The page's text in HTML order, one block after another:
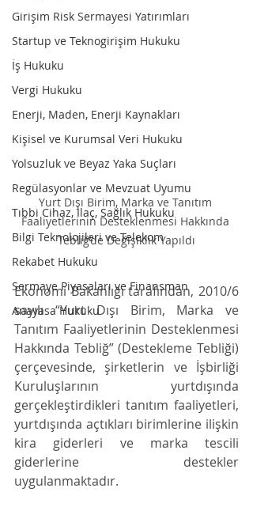
Girişim Risk Sermayesi Yatırımları
Startup ve Teknogirişim Hukuku
İş Hukuku
Vergi Hukuku
Enerji, Maden, Enerji Kaynakları
Kişisel ve Kurumsal Veri Hukuku
Yolsuzluk ve Beyaz Yaka Suçları
Regülasyonlar ve Mevzuat Uyumu
Tıbbi Cihaz, İlaç, Sağlık Hukuku
Bilgi Teknolojileri ve Telekom
Rekabet Hukuku
Sermaye Piyasaları ve Finansman
Anayasa Hukuku
Yurt Dışı Birim, Marka ve Tanıtım
Faaliyetlerinin Desteklenmesi Hakkında
Tebliğ’de Değişiklik Yapıldı
Ekonomi Bakanlığı tarafından, 2010/6
sayılı “Yurt Dışı Birim, Marka ve
Tanıtım Faaliyetlerinin Desteklenmesi
Hakkında Tebliğ” (Destekleme Tebliği)
çerçevesinde, şirketlerin ve İşbirliği
Kuruluşlarının yurtdışında
gerçekleştirdikleri tanıtım faaliyetleri,
yurtdışında açtıkları birimlerine ilişkin
kira giderleri ve marka tescili
giderlerine destekler
uygulanmaktadır.